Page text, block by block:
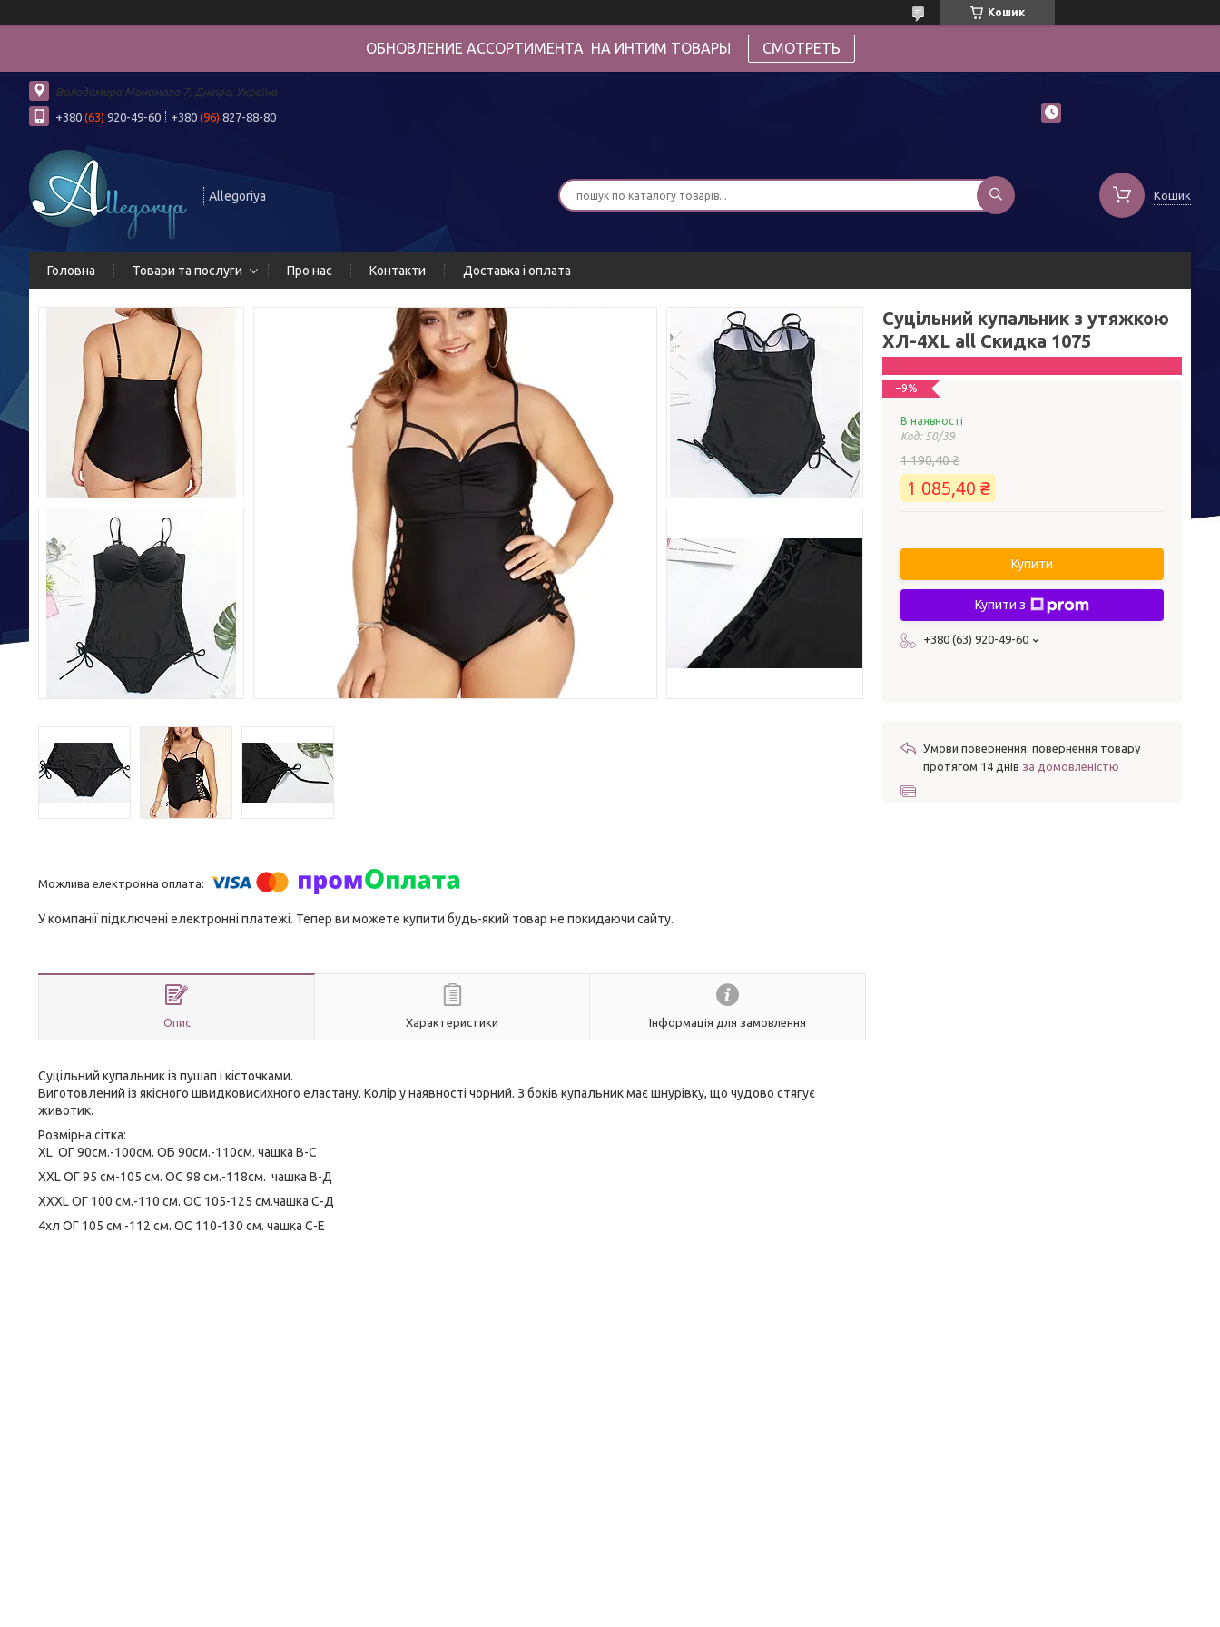
Кошик
ОБНОВЛЕНИЕ АССОРТИМЕНТА НА ИНТИМ ТОВАРЫ СМОТРЕТЬ
Володимира Мономаха 7, Дніпро, Україна
+380 (63) 920-49-60 +380 (96) 827-88-80
Allegoriya Кошик
Головна Товари та послуги Про нас Контакти Доставка і оплата
У компанії підключені електронні платежі. Тепер ви можете купити будь-який товар не покидаючи сайту.
Опис Характеристики Інформація для замовлення
Суцільний купальник із пушап і кісточками.
Виготовлений із якісного швидковисихного еластану. Колір у наявності чорний. З боків купальник має шнурівку, що чудово стягує
животик.
Розмірна сітка:
XL ОГ 90см.-100см. ОБ 90см.-110см. чашка В-С
XXL ОГ 95 см-105 см. ОС 98 см.-118см. чашка В-Д
XXXL ОГ 100 см.-110 см. ОС 105-125 см.чашка С-Д
4хл ОГ 105 см.-112 см. ОС 110-130 см. чашка С-Е
Суцільний купальник з утяжкою
ХЛ-4XL all Скидка 1075
–9%
В наявності
Код: 50/39
1 190,40 ₴
1 085,40 ₴
Купити
Купити з
+380 (63) 920-49-60
повернення товару
протягом 14 днів за домовленістю